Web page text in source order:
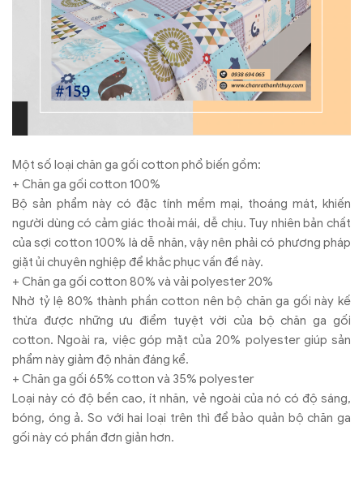
Một số loại chăn ga gối cotton phổ biến gồm:
+ Chăn ga gối cotton 100%
Bộ sản phẩm này có đặc tính mềm mại, thoáng mát, khiến
người dùng có cảm giác thoải mái, dễ chịu. Tuy nhiên bản chất
của sợi cotton 100% là dễ nhăn, vậy nên phải có phương pháp
giặt ủi chuyên nghiệp để khắc phục vấn đề này.
+ Chăn ga gối cotton 80% và vải polyester 20%
Nhờ tỷ lệ 80% thành phần cotton nên bộ chăn ga gối này kế
thừa được những ưu điểm tuyệt vời của bộ chăn ga gối
cotton. Ngoài ra, việc góp mặt của 20% polyester giúp sản
phẩm này giảm độ nhăn đáng kể.
+ Chăn ga gối 65% cotton và 35% polyester
Loại này có độ bền cao, ít nhăn, vẻ ngoài của nó có độ sáng,
bóng, óng ả. So với hai loại trên thì để bảo quản bộ chăn ga
gối này có phần đơn giản hơn.